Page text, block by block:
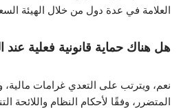
العلامة في عدة دول من خلال الهيئة
هل هناك حماية قانونية فعلية عند
نعم، ويترتب على التعدي غرامات
المتضرر، وفقًا لأحكام النظام واللائحة